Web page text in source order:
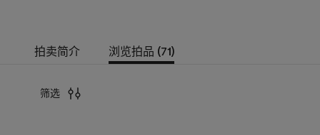
拍卖简介 浏览拍品 (71)
筛选